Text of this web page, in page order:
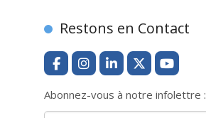
Restons en Contact
Abonnez-vous à notre infolettre :